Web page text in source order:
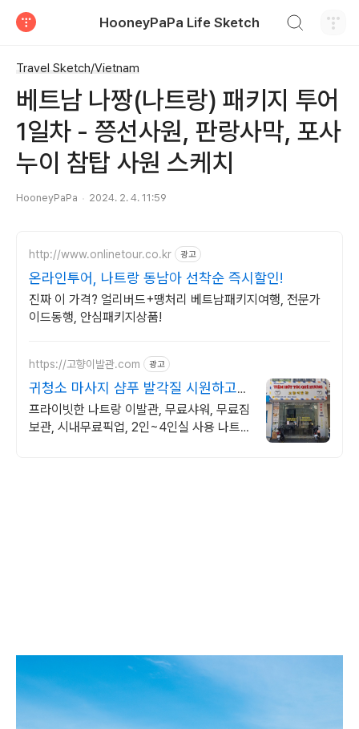
HooneyPaPa Life Sketch
Travel Sketch/Vietnam
베트남 나짱(나트랑) 패키지 투어
1일차 - 쯩선사원, 판랑사막, 포사
누이 참탑 사원 스케치
HooneyPaPa 2024. 2. 4. 11:59
http://www.onlinetour.co.kr 광고
온라인투어, 나트랑 동남아 선착순 즉시할인!
진짜 이 가격? 얼리버드+땡처리 베트남패키지여행, 전문가
이드동행, 안심패키지상품!
https://고향이발관.com 광고
귀청소 마사지 샴푸 발각질 시원하고
만족도 높은 이발관
프라이빗한 나트랑 이발관, 무료샤워, 무료짐
보관, 시내무료픽업, 2인~4인실 사용 나트